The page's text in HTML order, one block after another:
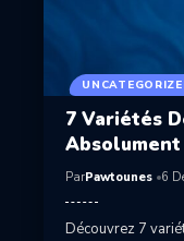
7 Variétés
Absolument
ParPawtounes 6
Découvrez 7